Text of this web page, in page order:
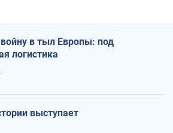
в тыл Европы: под
логистика
выступает